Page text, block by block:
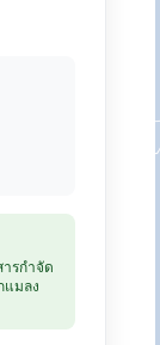
รกำจัด
มลง